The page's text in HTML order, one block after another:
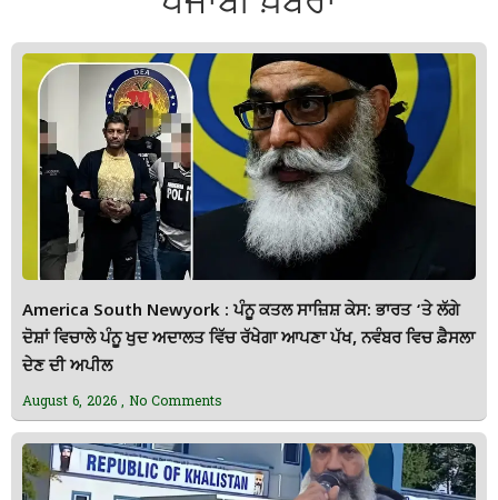
America South Newyork : ਪੰਨੂ ਕਤਲ ਸਾਜ਼ਿਸ਼ ਕੇਸ: ਭਾਰਤ ‘ਤੇ ਲੱਗੇ
ਦੋਸ਼ਾਂ ਵਿਚਾਲੇ ਪੰਨੂ ਖੁਦ ਅਦਾਲਤ ਵਿੱਚ ਰੱਖੇਗਾ ਆਪਣਾ ਪੱਖ, ਨਵੰਬਰ ਵਿਚ ਫ਼ੈਸਲਾ
ਦੇਣ ਦੀ ਅਪੀਲ
August 6, 2026 No Comments